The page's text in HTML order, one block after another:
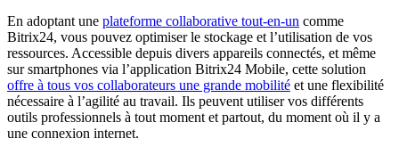
En adoptant une plateforme collaborative tout-en-un comme
Bitrix24, vous pouvez optimiser le stockage et l’utilisation de vos
ressources. Accessible depuis divers appareils connectés, et même
sur smartphones via l’application Bitrix24 Mobile, cette solution
offre à tous vos collaborateurs une grande mobilité et une flexibilité
nécessaire à l’agilité au travail. Ils peuvent utiliser vos différents
outils professionnels à tout moment et partout, du moment où il y a
une connexion internet.